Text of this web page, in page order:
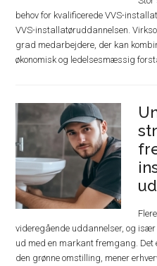
behov for kvalificerede VVS-
VVS-installatøruddannelsen.
grad medarbejdere, der kan
økonomisk og ledelsesmæssig
videregående uddannelser, og
ud med en markant fremgang. Det
den grønne omstilling, mener